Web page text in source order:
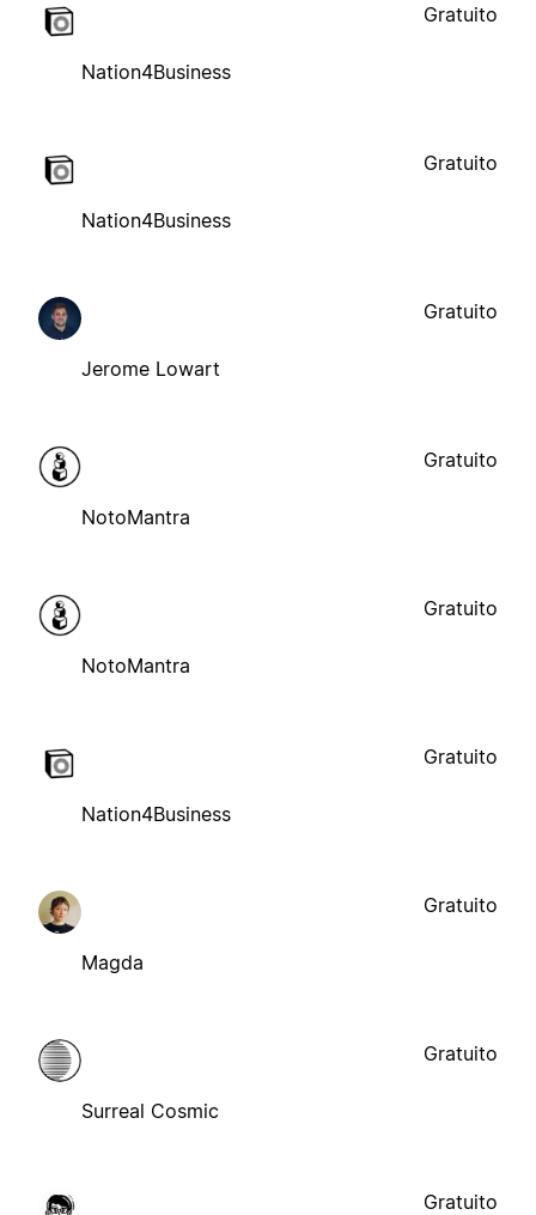
Nation4Business
Gratuito
Nation4Business
Gratuito
Jerome Lowart
Gratuito
NotoMantra
Gratuito
NotoMantra
Gratuito
Nation4Business
Gratuito
Magda
Gratuito
Surreal Cosmic
Gratuito
Gratuito